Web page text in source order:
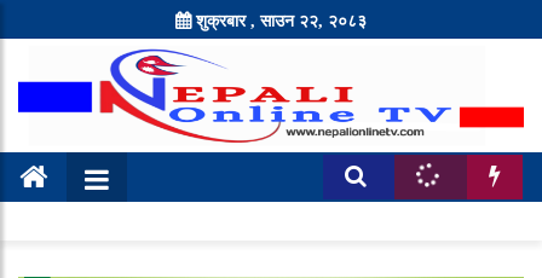
शुक्रबार , साउन २२, २०८३